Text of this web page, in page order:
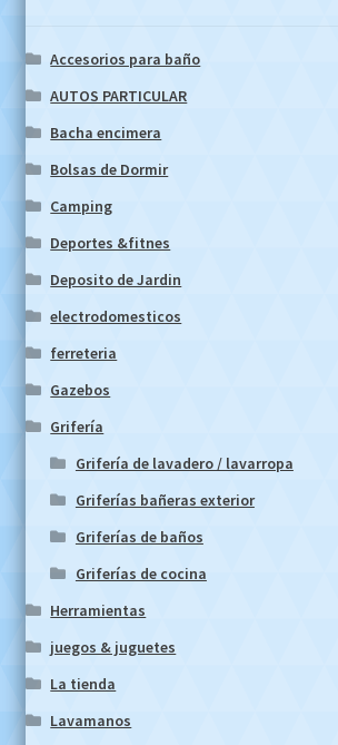
Accesorios para baño
AUTOS PARTICULAR
Bacha encimera
Bolsas de Dormir
Camping
Deportes &fitnes
Deposito de Jardin
electrodomesticos
ferreteria
Gazebos
Grifería
Grifería de lavadero / lavarropa
Griferías bañeras exterior
Griferías de baños
Griferías de cocina
Herramientas
juegos & juguetes
La tienda
Lavamanos